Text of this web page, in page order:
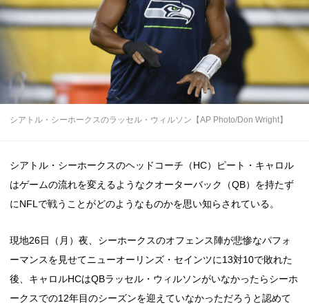
シアトル・シーホークスのラッセル・ウィルソン【AP Photo/Don Wright】
シアトル・シーホークスのヘッドコーチ（HC）ピート・キャロル
はゲームの流れを変えるようなクオーターバック（QB）を持たず
にNFLで戦うことがどのようなものかを思い知らされている。
現地26日（月）夜、シーホークスのオフェンス陣が悲惨なパフォ
ーマンスを見せてニューオーリンズ・セインツに13対10で敗れた
後、キャロルHCはQBラッセル・ウィルソンがいなかったらシーホ
ークスでの12年目のシーズンを迎えていなかっただろうと認めて